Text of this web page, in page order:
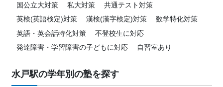
国公立大対策
私大対策
共通テスト対策
英検(英語検定)対策
漢検(漢字検定)対策
数学特化対策
英語・英会話特化対策
不登校生に対応
発達障害・学習障害の子どもに対応
自習室あり
水戸駅の学年別の塾を探す